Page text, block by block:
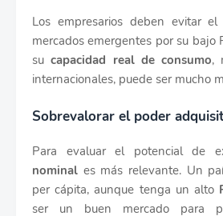
Los empresarios deben evitar
mercados emergentes por su bajo
sucapacidad real de consumo,
internacionales, puede ser mucho
Sobrevalorar el poder
Para evaluar el potencial de
nominal es más relevante. Un
per cápita, aunque tenga un alto
ser un buen mercado para